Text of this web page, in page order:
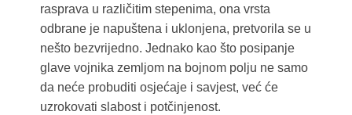
rasprava u različitim stepenima, ona vrsta
odbrane je napuštena i uklonjena, pretvorila se u
nešto bezvrijedno. Jednako kao što posipanje
glave vojnika zemljom na bojnom polju ne samo
da neće probuditi osjećaje i savjest, već će
uzrokovati slabost i potčinjenost.